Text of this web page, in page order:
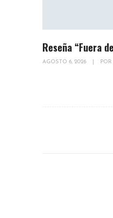
Reseña “Fuera
AGOSTO 6, 2026 POR